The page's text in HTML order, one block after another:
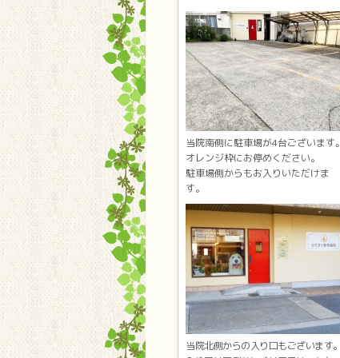
当院南側に駐車場が4台ございます。
オレンジ枠にお停めください。
駐車場側からもお入りいただけま
す。
当院北側からの入り口もございます。